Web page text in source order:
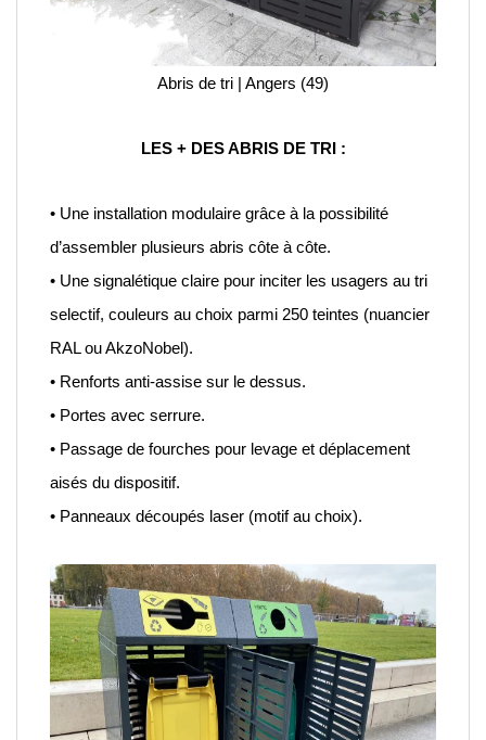
Abris de tri | Angers (49)
LES + DES ABRIS DE TRI :
• Une installation modulaire grâce à la possibilité
d’assembler plusieurs abris côte à côte.
• Une signalétique claire pour inciter les usagers au tri
selectif, couleurs au choix parmi 250 teintes (nuancier
RAL ou AkzoNobel).
• Renforts anti-assise sur le dessus.
• Portes avec serrure.
• Passage de fourches pour levage et déplacement
aisés du dispositif.
• Panneaux découpés laser (motif au choix).